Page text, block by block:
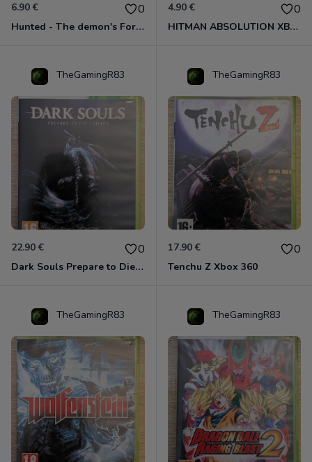
6.90 € 0
Hunted - The demon's Forge Xbox 360 (Complet CIB)
4.90 € 0
HITMAN ABSOLUTION XBOX 360
TheGamingR83
22.90 € 0
Dark Souls Prepare to Die Edition XBOX 360
TheGamingR83
17.90 € 0
Tenchu Z Xbox 360
TheGamingR83 TheGamingR83